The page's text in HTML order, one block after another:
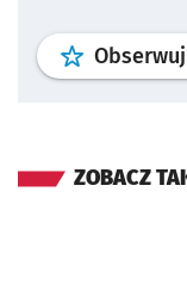
Obserwuj
ZOBACZ